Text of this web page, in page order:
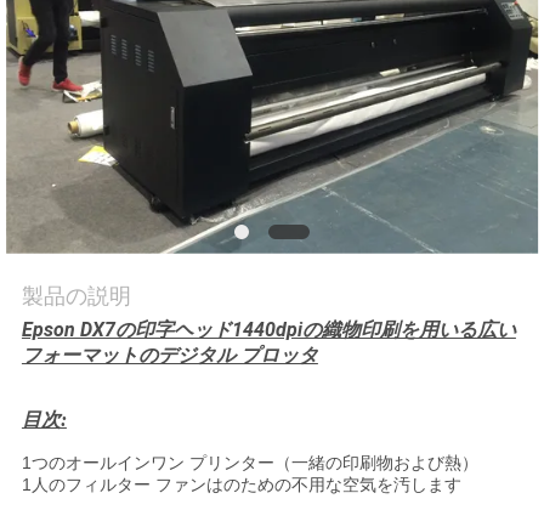
理
お
い
合
わ
せ
ニ
ュ
製品の説明
Epson DX7の印字ヘッド1440dpiの織物印刷を用いる広い
フォーマットのデジタル プロッタ
目次:
1つのオールインワン プリンター（一緒の印刷物および熱）
1人のフィルター ファンはのための不用な空気を汚します